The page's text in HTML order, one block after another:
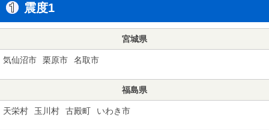
震度1
宮城県
気仙沼市 栗原市 名取市
福島県
天栄村 玉川村 古殿町 いわき市